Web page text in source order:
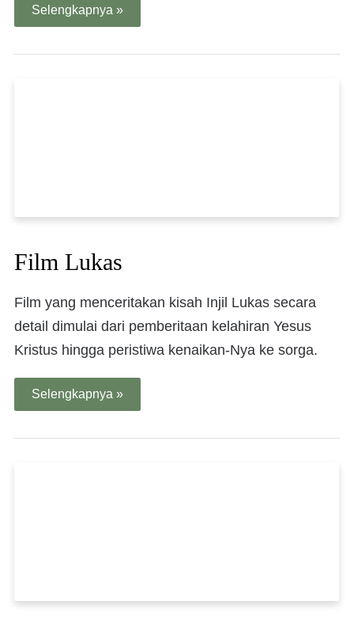
Selengkapnya »
Film Lukas
Film yang menceritakan kisah Injil Lukas secara
detail dimulai dari pemberitaan kelahiran Yesus
Kristus hingga peristiwa kenaikan-Nya ke sorga.
Selengkapnya »